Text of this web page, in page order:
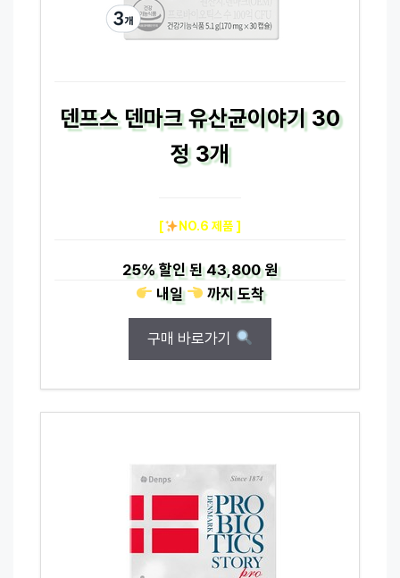
덴프스 덴마크 유산균이야기 30
정 3개
[ NO.6 제품 ]
25%할인 된43,800 원
내일
까지도착
구매 바로가기